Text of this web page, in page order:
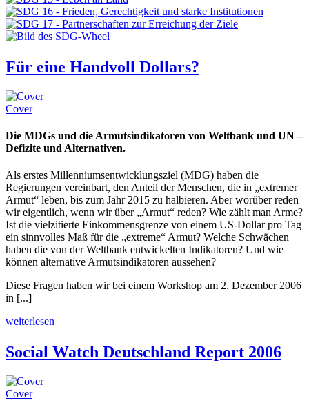
Für eine Handvoll Dollars?
Cover
Die MDGs und die Armutsindikatoren von Weltbank und UN –
Defizite und Alternativen.
Als erstes Millenniumsentwicklungsziel (MDG) haben die
Regierungen vereinbart, den Anteil der Menschen, die in „extremer
Armut“ leben, bis zum Jahr 2015 zu halbieren. Aber worüber reden
wir eigentlich, wenn wir über „Armut“ reden? Wie zählt man Arme?
Ist die vielzitierte Einkommensgrenze von einem US-Dollar pro Tag
ein sinnvolles Maß für die „extreme“ Armut? Welche Schwächen
haben die von der Weltbank entwickelten Indikatoren? Und wie
können alternative Armutsindikatoren aussehen?
Diese Fragen haben wir bei einem Workshop am 2. Dezember 2006
in [...]
weiterlesen
Social Watch Deutschland Report 2006
Cover